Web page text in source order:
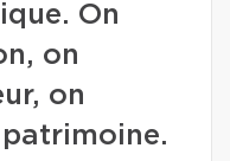
On
on
on